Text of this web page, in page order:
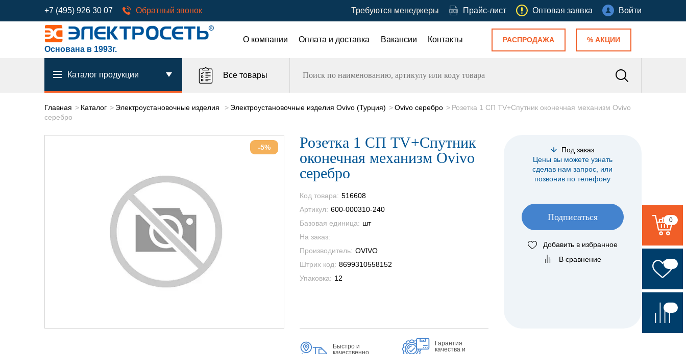
+7 (495) 926 30 07 Обратный звонок Требуются менеджеры Прайс-лист Оптовая заявка Войти
Основана в 1993г.
О компании Оплата и доставка Вакансии Контакты РАСПРОДАЖА % АКЦИИ
Каталог продукции Все товары
Главная Каталог Электроустановочные изделия Электроустановочные изделия Ovivo (Турция) Ovivo серебро
Розетка 1 СП TV+Спутник оконечная механизм Ovivo
серебро
-5%
Розетка 1 СП TV+Спутник
оконечная механизм Ovivo
серебро
Код товара: 516608
Артикул: 600-000310-240
Базовая единица: шт
На заказ:
Производитель: OVIVO
Штрих код: 8699310558152
Упаковка: 12
Быстро и
качественно
Гарантия
качества и
Под заказ
Цены вы можете узнать
сделав нам запрос, или
позвонив по телефону
Подписаться
Добавить в избранное
В сравнение
0